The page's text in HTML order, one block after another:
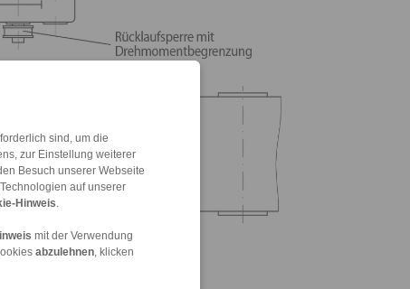
sind, um die
zur Einstellung weiterer
Besuch unserer Webseite
auf unserer
Hinweis
mit der Verwendung
abzulehnen , klicken